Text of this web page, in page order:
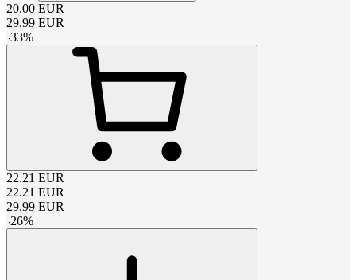
20.00 EUR
29.99 EUR
-33%
22.21 EUR
22.21 EUR
29.99 EUR
-26%